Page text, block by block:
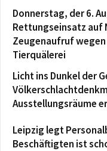
Donnerstag, der 6.
Rettungseinsatz auf
Zeugenaufruf
Tierquälerei
Licht ins Dunkel der
Ausstellungsräume
Leipzig legt
Beschäftigten ist